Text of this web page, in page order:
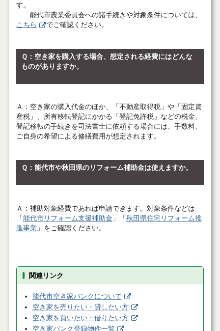
す。
能代市農業委員会への諸手続きや対象条件については、
こちら
でご確認ください。
Ｑ ：空き家を購入する場合、想定される経費にはどんな
ものがありますか。
Ａ ：空き家の購入代金のほか、「不動産取得税」や「固定資
産税」、所有移転登記にかかる「登記免許税」などの税金、
登記移転の手続きを司法書士に依頼する場合には、手数料、
ご自身の希望による修繕費用が想定されます。
Ｑ ：能代市や秋田県のリフォーム補助金は使えますか。
Ａ ：補助対象経費であれば申請できます。対象条件などは
「能代市リフォーム支援補助金 」「秋田県住宅リフォーム推
進事業」をご確認ください。
関連リンク
能代市空き家バンクについて
空き家を売りたい・貸したい方
空き家を買いたい・借りたい方
空き家バンク登録物件一覧